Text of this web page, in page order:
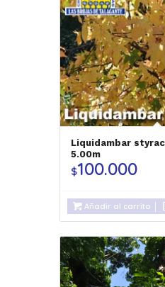
Liquidambar
5.00m
$100.000
Añadir al carrito